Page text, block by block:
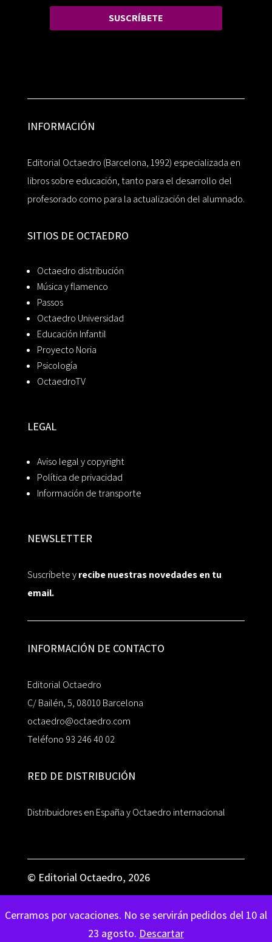
Cerramos por vacaciones. No se servirán pedidos del 10 al
23 agosto. Descartar
SUSCRÍBETE
INFORMACIÓN
Editorial Octaedro (Barcelona, 1992) especializada en
libros sobre educación, tanto para el desarrollo del
profesorado como para la actualización del alumnado.
SITIOS DE OCTAEDRO
Octaedro distribución
Música y flamenco
Passos
Octaedro Universidad
Educación Infantil
Proyecto Noria
Psicología
OctaedroTV
LEGAL
Aviso legal y copyright
Política de privacidad
Información de transporte
NEWSLETTER
Suscríbete yrecibe nuestras novedades en tu
email.
INFORMACIÓN DE CONTACTO
Editorial Octaedro
C/ Bailén, 5, 08010 Barcelona
octaedro@octaedro.com
Teléfono 93 246 40 02
RED DE DISTRIBUCIÓN
Distribuidores en España y Octaedro internacional
© Editorial Octaedro, 2026